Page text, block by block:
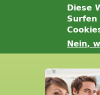
Diese
Surfen
Nein,